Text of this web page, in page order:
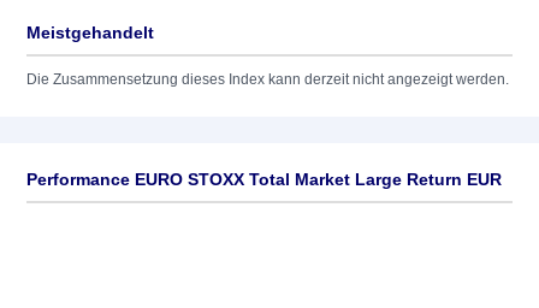
Meistgehandelt
Die Zusammensetzung dieses Index kann derzeit nicht angezeigt werden.
Performance EURO STOXX Total Market Large Return EUR